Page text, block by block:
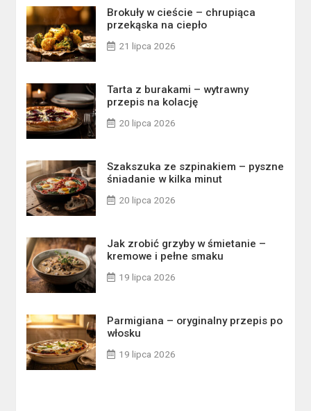
Brokuły w cieście – chrupiąca
przekąska na ciepło
21 lipca 2026
Tarta z burakami – wytrawny
przepis na kolację
20 lipca 2026
Szakszuka ze szpinakiem – pyszne
śniadanie w kilka minut
20 lipca 2026
Jak zrobić grzyby w śmietanie –
kremowe i pełne smaku
19 lipca 2026
Parmigiana – oryginalny przepis po
włosku
19 lipca 2026